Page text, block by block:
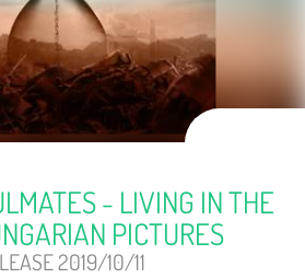
- LIVING IN THE
PICTURES
2019/10/11